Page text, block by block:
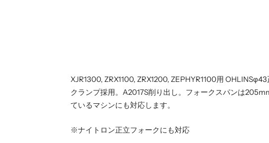
XJR1300, ZRX1100, ZRX1200, ZEPHYR1100用
クランプ採用。A2017S削り出し。フォークスパンは
ているマシンにも対応します。
※ナイトロン正立フォークにも対応